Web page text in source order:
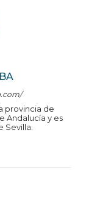
provincia de
Andalucía y es
Sevilla.